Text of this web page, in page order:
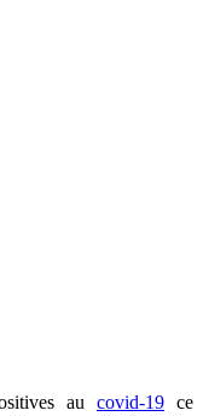
au covid-19 ce